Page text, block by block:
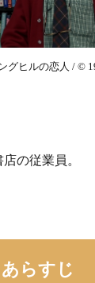
グヒルの恋人 / ©
の従業員。
らすじ